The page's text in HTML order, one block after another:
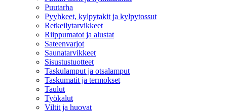
Puutarha
Pyyhkeet, kylpytakit ja kylpytossut
Retkeilytarvikkeet
Riippumatot ja alustat
Sateenvarjot
Saunatarvikkeet
Sisustustuotteet
Taskulamput ja otsalamput
Taskumatit ja termokset
Taulut
Työkalut
Viltit ja huovat